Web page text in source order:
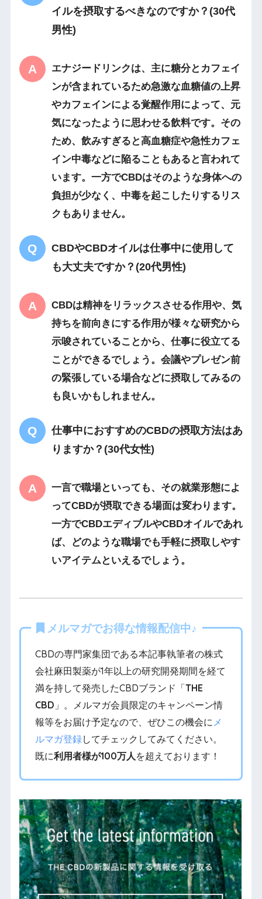
イルを摂取するべきなのですか？(30代
男性)
エナジードリンクは、主に糖分とカフェイ
ンが含まれているため急激な血糖値の上昇
やカフェインによる覚醒作用によって、元
気になったように思わせる飲料です。その
ため、飲みすぎると高血糖症や急性カフェ
イン中毒などに陥ることもあると言われて
います。一方でCBDはそのような身体への
負担が少なく、中毒を起こしたりするリス
クもありません。
CBDやCBDオイルは仕事中に使用して
も大丈夫ですか？(20代男性)
CBDは精神をリラックスさせる作用や、気
持ちを前向きにする作用が様々な研究から
示唆されていることから、仕事に役立てる
ことができるでしょう。会議やプレゼン前
の緊張している場合などに摂取してみるの
も良いかもしれません。
仕事中におすすめのCBDの摂取方法はあ
りますか？(30代女性)
一言で職場といっても、その就業形態によ
ってCBDが摂取できる場面は変わります。
一方でCBDエディブルやCBDオイルであれ
ば、どのような職場でも手軽に摂取しやす
いアイテムといえるでしょう。
メルマガでお得な情報配信中♪
CBDの専門家集団である本記事執筆者の株式
会社麻田製薬が1年以上の研究開発期間を経て
満を持して発売したCBDブランド「THE
CBD 」。メルマガ会員限定のキャンペーン情
報等をお届け予定なので、ぜひこの機会に メ
ルマガ登録してチェックしてみてください。
既に利用者様が100万人 を超えております！